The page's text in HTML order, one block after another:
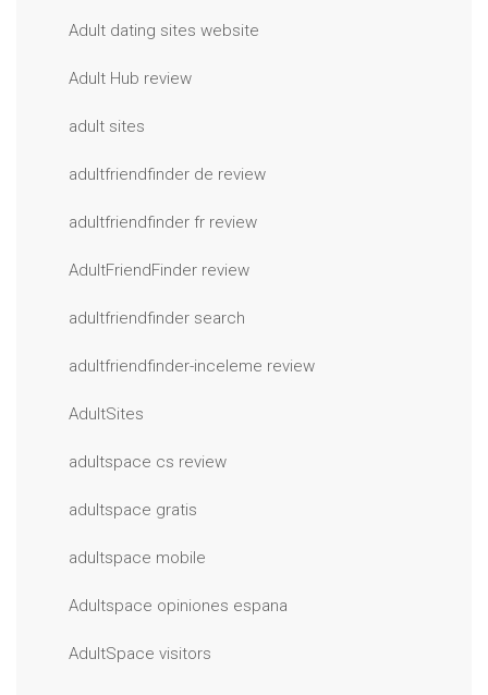
Adult dating sites website
Adult Hub review
adult sites
adultfriendfinder de review
adultfriendfinder fr review
AdultFriendFinder review
adultfriendfinder search
adultfriendfinder-inceleme review
AdultSites
adultspace cs review
adultspace gratis
adultspace mobile
Adultspace opiniones espana
AdultSpace visitors